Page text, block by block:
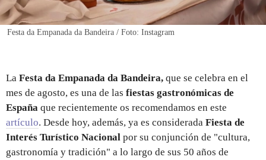
Festa da Empanada da Bandeira / Foto: Instagram
La Festa da Empanada da Bandeira, que se celebra en el
mes de agosto, es una de las fiestas gastronómicas de
España que recientemente os recomendamos en este
artículo. Desde hoy, además, ya es considerada Fiesta de
Interés Turístico Nacional por su conjunción de "cultura,
gastronomía y tradición" a lo largo de sus 50 años de